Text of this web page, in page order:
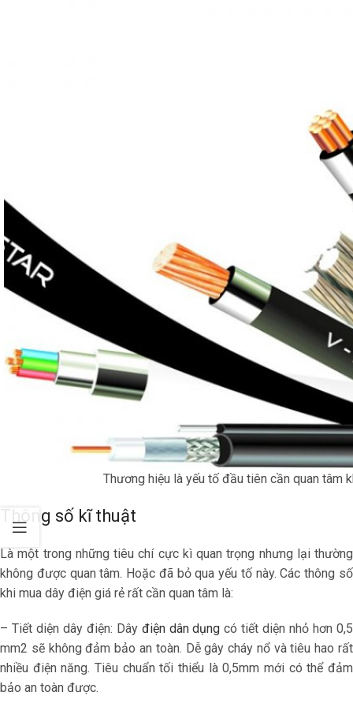
Thương hiệu là yếu tố đầu tiên cần quan tâm
Thông số kĩ thuật
Là một trong những tiêu chí cực kì quan trọng nhưng lại thường
không được quan tâm. Hoặc đã bỏ qua yếu tố này. Các thông số
khi mua dây điện giá rẻ rất cần quan tâm là:
– Tiết diện dây điện: Dây điện dân dụng có tiết diện nhỏ hơn 0,5
mm2 sẽ không đảm bảo an toàn. Dễ gây cháy nổ và tiêu hao rất
nhiều điện năng. Tiêu chuẩn tối thiểu là 0,5mm mới có thể đảm
bảo an toàn được.